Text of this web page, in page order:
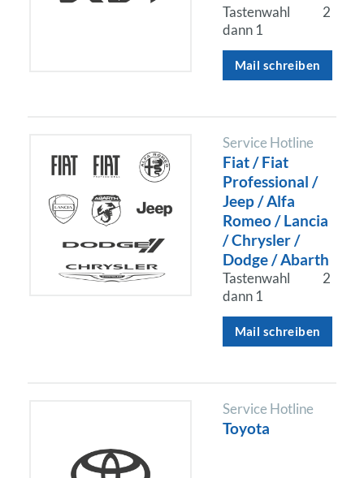
Tastenwahl
2
dann 1
Mail schreiben
Service Hotline
Fiat / Fiat
Professional /
Jeep / Alfa
Romeo / Lancia
/ Chrysler /
Dodge / Abarth
Tastenwahl
2
dann 1
Mail schreiben
Service Hotline
Toyota